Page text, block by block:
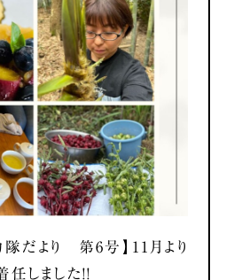
隊だより 第6号】11月より
しました！！